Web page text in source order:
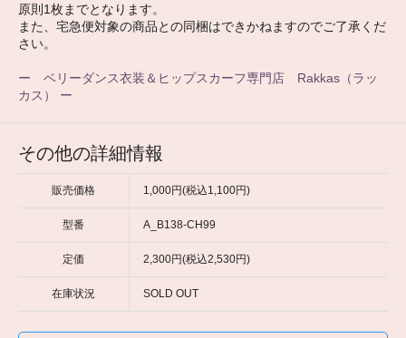
原則1枚までとなります。
また、宅急便対象の商品との同梱はできかねますのでご了承くだ
さい。
ー ベリーダンス衣装＆ヒップスカーフ専門店 Rakkas（ラッ
カス） ー
その他の詳細情報
販売価格 1,000円(税込1,100円)
型番 A_B138-CH99
定価 2,300円(税込2,530円)
在庫状況 SOLD OUT